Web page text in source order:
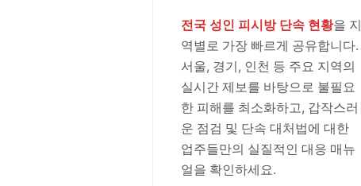
전국 성인 피시방 단속 현황을 지
역별로 가장 빠르게 공유합니다.
서울, 경기, 인천 등 주요 지역의
실시간 제보를 바탕으로 불필요
한 피해를 최소화하고, 갑작스러
운 점검 및 단속 대처법에 대한
업주들만의 실질적인 대응 매뉴
얼을 확인하세요.